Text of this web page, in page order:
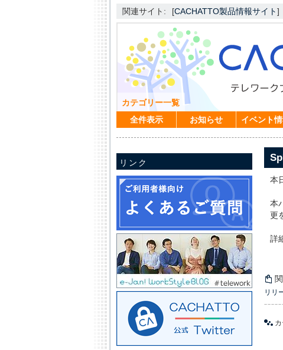
関連サイト: [CACHATTO製品情報サイト]
カテゴリー一覧
全件表示
お知らせ イベント
本
本
更
詳
リリ
リンク